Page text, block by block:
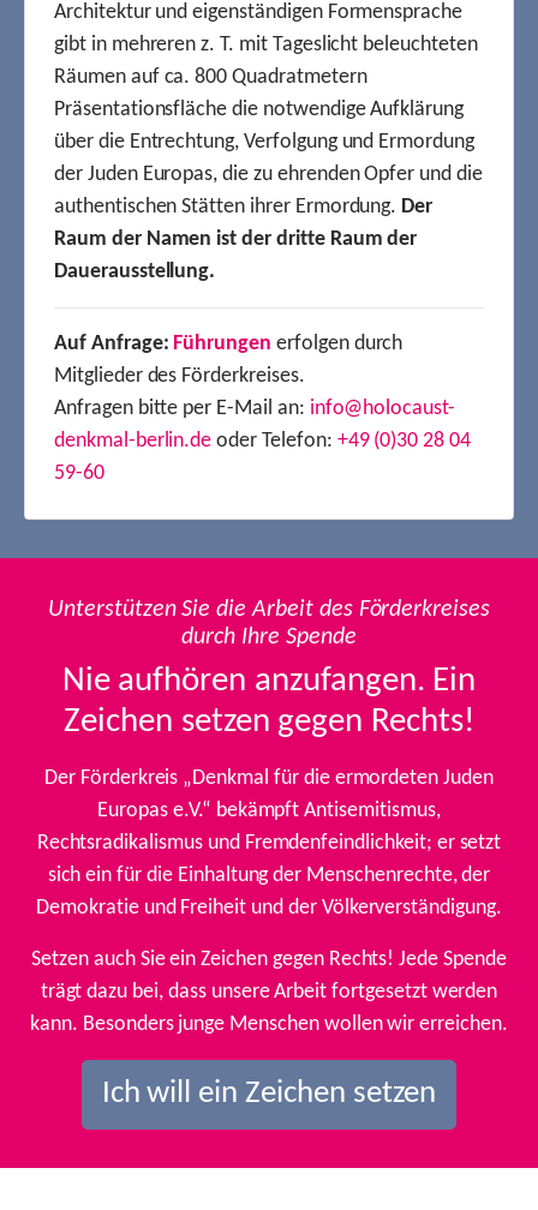
Architektur und eigenständigen Formensprache
gibt in mehreren z. T. mit Tageslicht beleuchteten
Räumen auf ca. 800 Quadratmetern
Präsentationsfläche die notwendige Aufklärung
über die Entrechtung, Verfolgung und Ermordung
der Juden Europas, die zu ehrenden Opfer und die
authentischen Stätten ihrer Ermordung. Der
Raum der Namen ist der dritte Raum der
Dauerausstellung.
Auf Anfrage: Führungen erfolgen durch
Mitglieder des Förderkreises.
Anfragen bitte per E-Mail an: info@holocaust-
denkmal-berlin.de oder Telefon: +49 (0)30 28 04
59-60
Unterstützen Sie die Arbeit des Förderkreises
durch Ihre Spende
Nie aufhören anzufangen. Ein
Zeichen setzen gegen Rechts!
Der Förderkreis „Denkmal für die ermordeten Juden
Europas e.V.“ bekämpft Antisemitismus,
Rechtsradikalismus und Fremdenfeindlichkeit; er setzt
sich ein für die Einhaltung der Menschenrechte, der
Demokratie und Freiheit und der Völkerverständigung.
Setzen auch Sie ein Zeichen gegen Rechts! Jede Spende
trägt dazu bei, dass unsere Arbeit fortgesetzt werden
kann. Besonders junge Menschen wollen wir erreichen.
Ich will ein Zeichen setzen